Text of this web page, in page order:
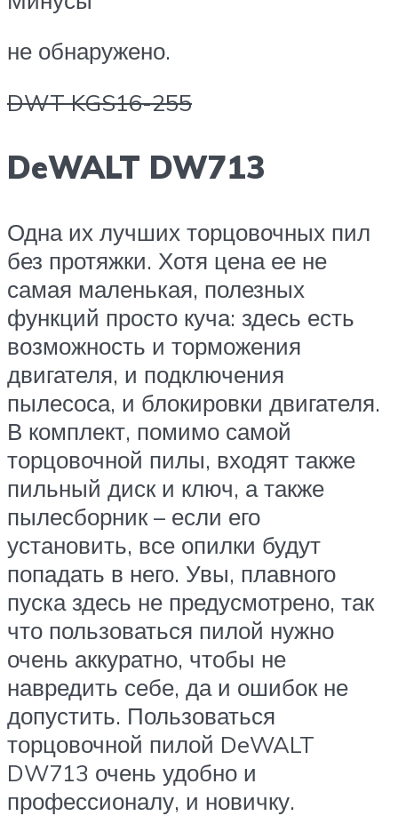
не обнаружено.
DWT KGS16-255
DeWALT DW713
Одна их лучших торцовочных пил
без протяжки. Хотя цена ее не
самая маленькая, полезных
функций просто куча: здесь есть
возможность и торможения
двигателя, и подключения
пылесоса, и блокировки двигателя.
В комплект, помимо самой
торцовочной пилы, входят также
пильный диск и ключ, а также
пылесборник – если его
установить, все опилки будут
попадать в него. Увы, плавного
пуска здесь не предусмотрено, так
что пользоваться пилой нужно
очень аккуратно, чтобы не
навредить себе, да и ошибок не
допустить. Пользоваться
торцовочной пилой DeWALT
DW713 очень удобно и
профессионалу, и новичку.